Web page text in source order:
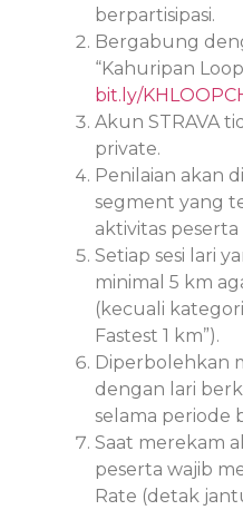
berpartisipasi.
Bergabung
“Kahuripan
bit.ly/
Akun STRAVA
private.
Penilaian akan
segment yang
aktivitas peserta
Setiap sesi lari
minimal 5 km
(kecuali
Fastest 1 km”).
Diperbolehkan
dengan lari
selama periode
Saat merekam
peserta wajib
Rate (detak